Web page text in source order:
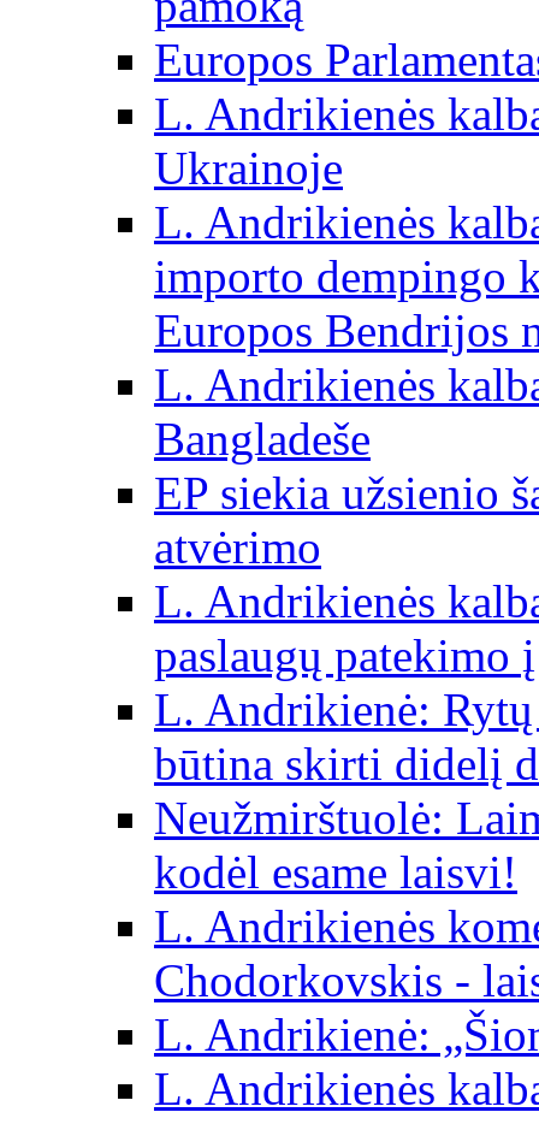
Europos
L. Andrikienės
Ukrainoje
L. Andrikienės
importo dempingo
Europos Bendrijos
L. Andrikienės
Bangladeše
EP siekia užsienio
atvėrimo
L. Andrikienės
paslaugų
L. Andrikienė:
būtina skirti didelį
Neužmirštuolė:
kodėl esame laisvi!
L. Andrikienės
Chodorkovskis -
L. Andrikienė:
L. Andrikienės